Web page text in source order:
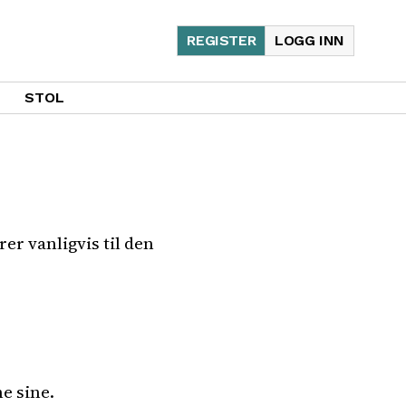
LOGG INN
REGISTER
STOL
vanligvis til den
sine.